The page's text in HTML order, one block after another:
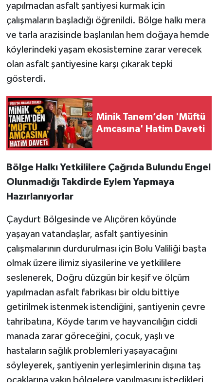
yapılmadan asfalt şantiyesi kurmak için
çalışmaların başladığı öğrenildi. Bölge halkı mera
ve tarla arazisinde başlanılan hem doğaya hemde
köylerindeki yaşam ekosistemine zarar verecek
olan asfalt şantiyesine karşı çıkarak tepki
gösterdi.
Minik Tanem’den 'Müftü
Amcasına' Hatim Daveti
Bölge Halkı Yetkililere Çağrıda Bulundu Engel
Olunmadığı Takdirde Eylem Yapmaya
Hazırlanıyorlar
Çaydurt Bölgesinde ve Alıçören köyünde
yaşayan vatandaşlar, asfalt şantiyesinin
çalışmalarının durdurulması için Bolu Valiliği başta
olmak üzere ilimiz siyasilerine ve yetkililere
seslenerek, Doğru düzgün bir keşif ve ölçüm
yapılmadan asfalt fabrikası bir oldu bittiye
getirilmek istenmek istendiğini, şantiyenin çevre
tahribatına, Köyde tarım ve hayvancılığın ciddi
manada zarar göreceğini, çocuk, yaşlı ve
hastaların sağlık problemleri yaşayacağını
söyleyerek, şantiyenin yerleşimlerinin dışına taş
ocaklarına yakın bölgelere yapılmasını istedikleri,